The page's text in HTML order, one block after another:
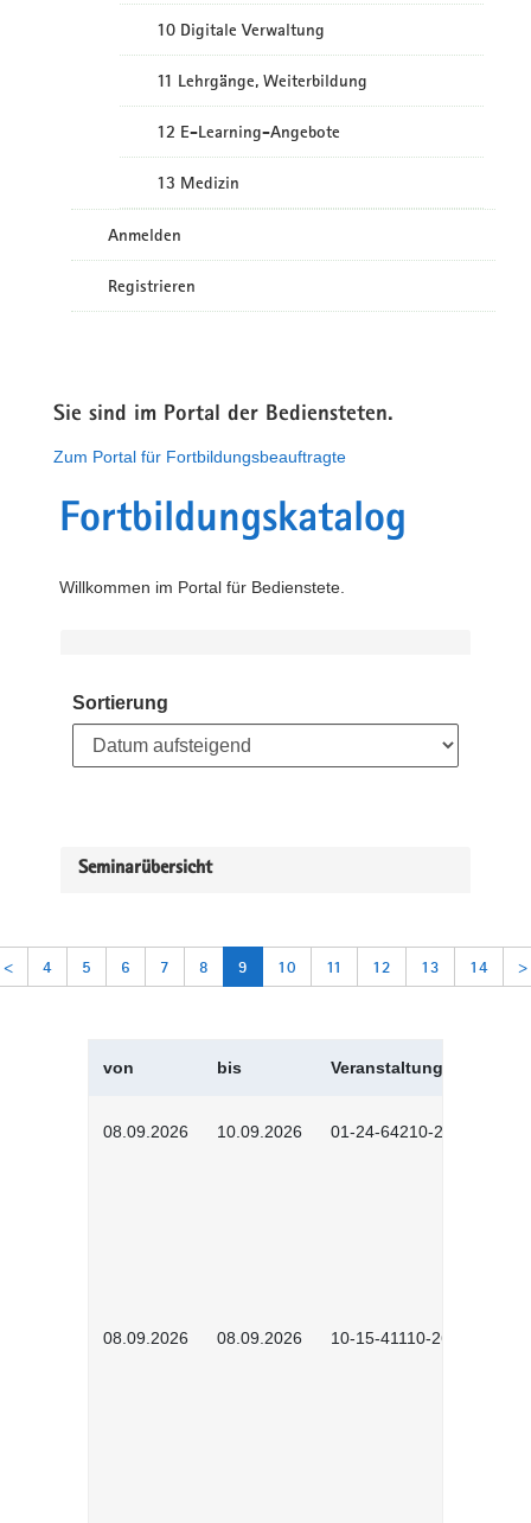
10 Digitale Verwaltung
11 Lehrgänge, Weiterbildung
12 E-Learning-Angebote
13 Medizin
Anmelden
Registrieren
Sie sind im Portal der Bediensteten.
Zum Portal für Fortbildungsbeauftragte
Fortbildungskatalog
Willkommen im Portal für Bedienstete.
Sortierung
Seminarübersicht
< 4 5 6 7 8 9 10 11 12 13 14 >
von bis Veranstaltungskürzel
08.09.2026 10.09.2026 01-24-64210-2602
08.09.2026 08.09.2026 10-15-41110-2602